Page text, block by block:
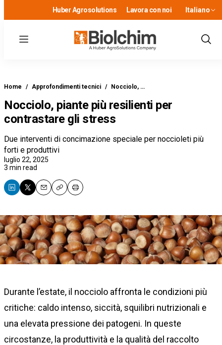
Huber Agrosolutions Lavora con noi Italiano
Menu
Show
Home / Approfondimenti tecnici / Nocciolo, …
Nocciolo, piante più resilienti per
contrastare gli stress
Due interventi di concimazione speciale per noccioleti più
forti e produttivi
luglio 22, 2025
3 min read
EmailCopyPrint
Durante l’estate, il nocciolo affronta le condizioni più
critiche: caldo intenso, siccità, squilibri nutrizionali e
una elevata pressione dei patogeni. In queste
circostanze, la produttività e la qualità del raccolto